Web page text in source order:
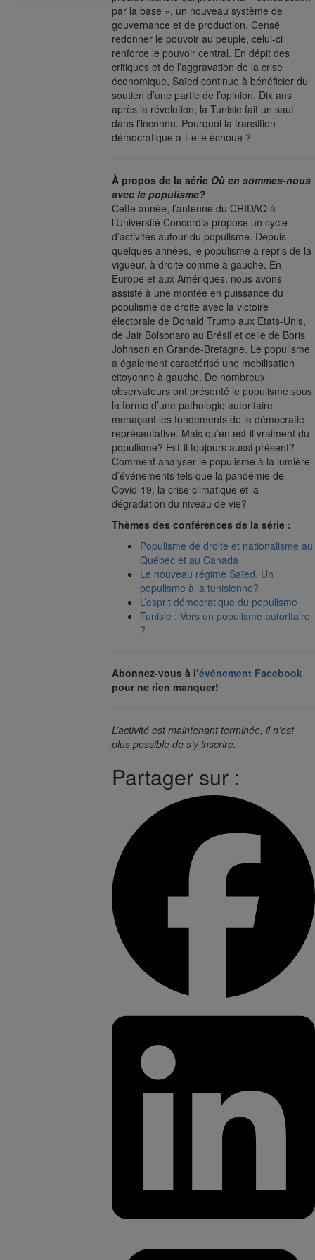
par la base », un nouveau système de
gouvernance et de production. Censé
redonner le pouvoir au peuple, celui-ci
renforce le pouvoir central. En dépit des
critiques et de l’aggravation de la crise
économique, Saïed continue à bénéficier du
soutien d’une partie de l’opinion. Dix ans
après la révolution, la Tunisie fait un saut
dans l’inconnu. Pourquoi la transition
démocratique a-t-elle échoué ?
À propos de la série Où en sommes-nous
avec le populisme?
Cette année, l’antenne du CRIDAQ à
l’Université Concordia propose un cycle
d’activités autour du populisme. Depuis
quelques années, le populisme a repris de la
vigueur, à droite comme à gauche. En
Europe et aux Amériques, nous avons
assisté à une montée en puissance du
populisme de droite avec la victoire
électorale de Donald Trump aux États-Unis,
de Jair Bolsonaro au Brésil et celle de Boris
Johnson en Grande-Bretagne. Le populisme
a également caractérisé une mobilisation
citoyenne à gauche. De nombreux
observateurs ont présenté le populisme sous
la forme d’une pathologie autoritaire
menaçant les fondements de la démocratie
représentative. Mais qu’en est-il vraiment du
populisme? Est-il toujours aussi présent?
Comment analyser le populisme à la lumière
d’événements tels que la pandémie de
Covid-19, la crise climatique et la
dégradation du niveau de vie?
Thèmes des conférences de la série :
Populisme de droite et nationalisme au
Québec et au Canada
Le nouveau régime Saïed. Un
populisme à la tunisienne?
L’esprit démocratique du populisme
Tunisie : Vers un populisme autoritaire
?
Abonnez-vous à l’événement Facebook
pour ne rien manquer!
L’activité est maintenant terminée, il n’est
plus possible de s’y inscrire.
Partager sur :